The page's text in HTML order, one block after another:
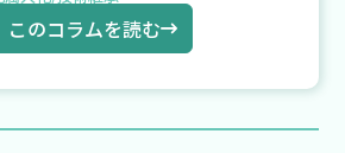
このコラムを読む